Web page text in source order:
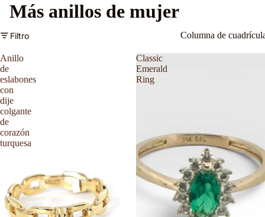
Más anillos de mujer
Filtro Columna de
Anillo
de
eslabones
con
dije
colgante
de
corazón
turquesa
Classic
Emerald
Ring